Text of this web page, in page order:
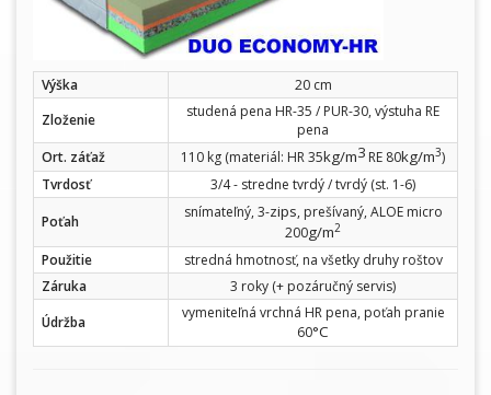
Výška
20 cm
Zloženie
studená pena HR-35 / PUR-30, výstuha RE
pena
Ort. záťaž
110 kg (materiál: HR 35kg/m3 RE 80kg/m3)
Tvrdosť
3/4 - stredne tvrdý / tvrdý (st. 1-6)
Poťah
snímateľný, 3-zips, prešívaný, ALOE micro
200g/m2
Použitie
stredná hmotnosť, na všetky druhy roštov
Záruka
3 roky (+ pozáručný servis)
Údržba
vymeniteľná vrchná HR pena, poťah pranie
60°C